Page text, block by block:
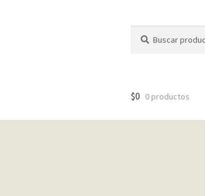
por:
$0 0 productos